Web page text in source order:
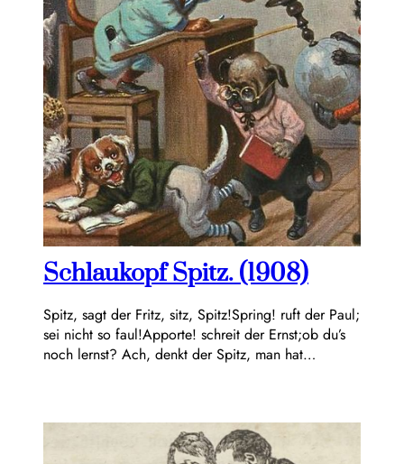
Schlaukopf Spitz. (1908)
Spitz, sagt der Fritz, sitz, Spitz!Spring! ruft der Paul;
sei nicht so faul!Apporte! schreit der Ernst;ob du’s
noch lernst? Ach, denkt der Spitz, man hat…